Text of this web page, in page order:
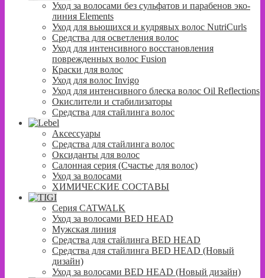
Уход за волосами без сульфатов и парабенов эко-
линия Elements
Уход для вьющихся и кудрявых волос NutriCurls
Средства для осветления волос
Уход для интенсивного восстановления
поврежденных волос Fusion
Краски для волос
Уход для волос Invigo
Уход для интенсивного блеска волос Oil Reflections
Окислители и стабилизаторы
Средства для стайлинга волос
Аксессуары
Средства для стайлинга волос
Оксиданты для волос
Салонная серия (Счастье для волос)
Уход за волосами
ХИМИЧЕСКИЕ СОСТАВЫ
Серия CATWALK
Уход за волосами BED HEAD
Мужская линия
Средства для стайлинга BED HEAD
Средства для стайлинга BED HEAD (Новый
дизайн)
Уход за волосами BED HEAD (Новый дизайн)